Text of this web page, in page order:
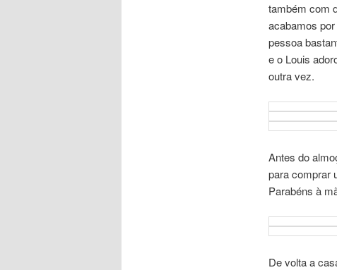
também com
acabamos
pessoa
e o Louis
outra vez.
Antes do
para comprar
Parabéns à
De volta a